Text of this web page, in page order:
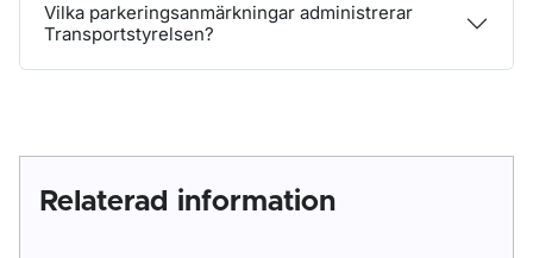
Vilka parkeringsanmärkningar administrerar
Transportstyrelsen?
Relaterad information